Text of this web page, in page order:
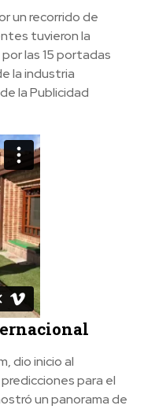
un recorrido de
tuvieron la
las 15 portadas
la industria
la Publicidad
dio inicio al
para el
un panorama de